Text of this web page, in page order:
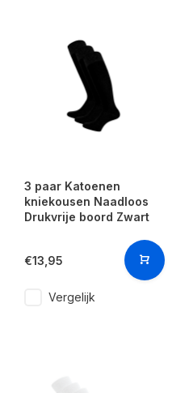
3 paar Katoenen
kniekousen Naadloos
Drukvrije boord Zwart
€13,95
Vergelijk